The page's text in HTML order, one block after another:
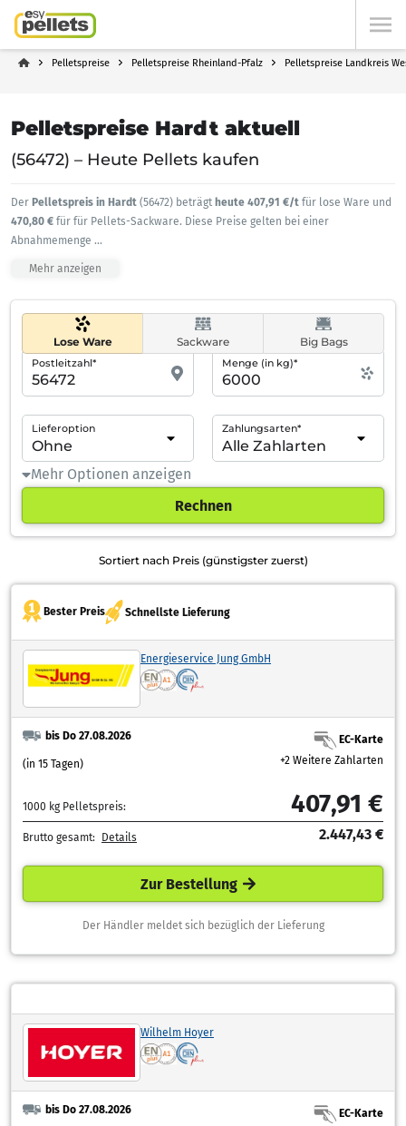
Pelletspreise Pelletspreise Rheinland-Pfalz Pelletspreise Landkreis
Pelletspreise Hardt aktuell
(56472) – Heute Pellets kaufen
Der Pelletspreis in Hardt (56472) beträgt heute 407,91 €/t für lose Ware und
470,80 € für für Pellets-Sackware. Diese Preise gelten bei einer
Abnahmemenge ...
Mehr anzeigen
Lose Ware Sackware Big Bags
Postleitzahl* Menge (in kg)*
Lieferoption Zahlungsarten*
Mehr Optionen anzeigen
Rechnen
Sortiert nach Preis (günstigster zuerst)
Bester Preis Schnellste Lieferung
Energieservice Jung GmbH
bis Do 27.08.2026
(in 15 Tagen)
EC-Karte
+2 Weitere Zahlarten
1000 kg Pelletspreis: 407,91 €
Brutto gesamt: Details 2.447,43 €
Zur Bestellung
Der Händler meldet sich bezüglich der Lieferung
Wilhelm Hoyer
bis Do 27.08.2026
EC-Karte